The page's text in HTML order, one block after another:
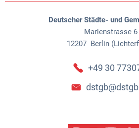
Deutscher Städte- und
Marienstrasse 6
12207 Berlin
+49 30